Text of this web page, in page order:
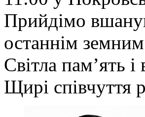
Прийдімо
останнім
Світла пам’ять
Щирі співчуття